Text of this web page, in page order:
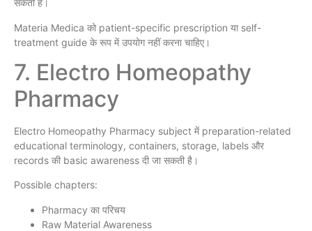
सकती है।
Materia Medica को patient-specific prescription या self-
treatment guide के रूप में उपयोग नहीं करना चाहिए।
7. Electro Homeopathy
Pharmacy
Electro Homeopathy Pharmacy subject में preparation-related
educational terminology, containers, storage, labels और
records की basic awareness दी जा सकती है।
Possible chapters:
Pharmacy का परिचय
Raw Material Awareness